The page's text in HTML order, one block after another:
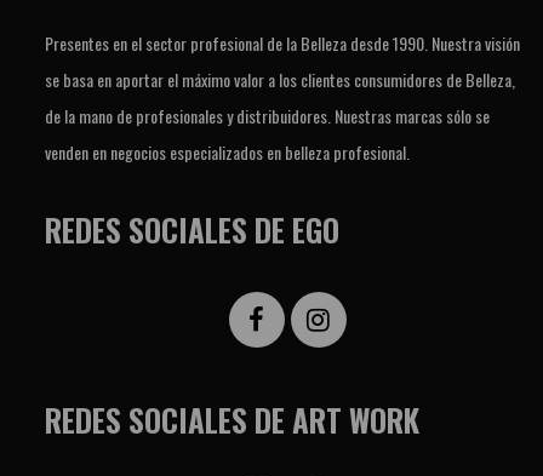
Presentes en el sector profesional de la Belleza desde 1990. Nuestra visión
se basa en aportar el máximo valor a los clientes consumidores de Belleza,
de la mano de profesionales y distribuidores. Nuestras marcas sólo se
venden en negocios especializados en belleza profesional.
REDES SOCIALES DE EGO
REDES SOCIALES DE ART WORK